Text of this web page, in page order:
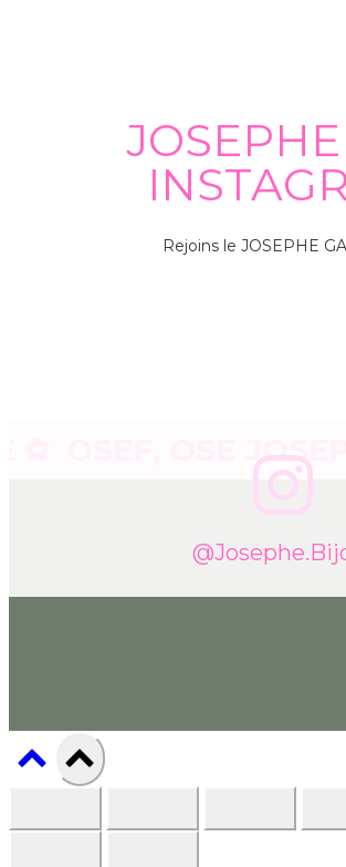
Rejoins le JOSEPHE
OSEF, OSE JOSEPHE ✿